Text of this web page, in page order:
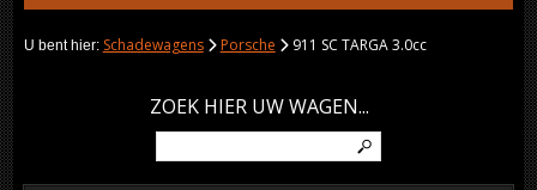
U bent hier: Schadewagens Porsche 911 SC TARGA 3.0cc
ZOEK HIER UW WAGEN...